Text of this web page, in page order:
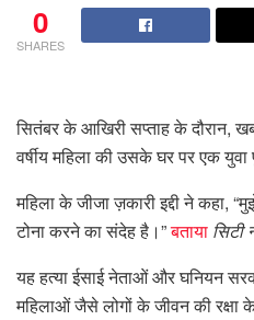
0
SHARES
सितंबर के आखिरी सप्ताह के दौरान,
वर्षीय महिला की उसके घर पर एक युवा
महिला के जीजा ज़कारी इद्दी ने कहा,
टोना करने का संदेह है।”बताया सिटी
यह हत्या ईसाई नेताओं और घनियन
महिलाओं जैसे लोगों के जीवन की रक्षा